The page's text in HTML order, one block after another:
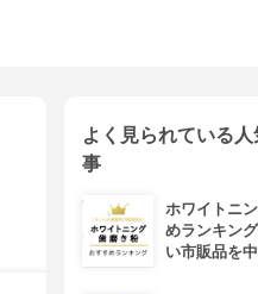
よく見られている
事
ホワイトニ
めランキン
い市販品を